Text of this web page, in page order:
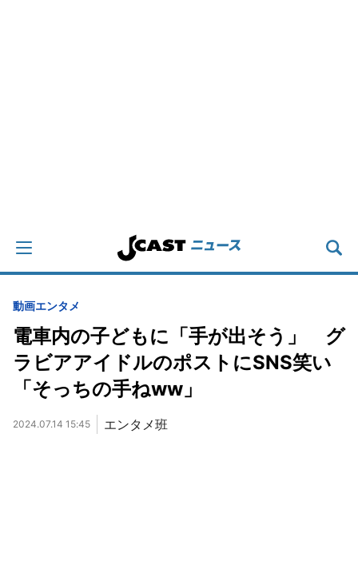
動画エンタメ
電車内の子どもに「手が出そう」 グ
ラビアアイドルのポストにSNS笑い
「そっちの手ねww」
2024.07.14 15:45 エンタメ班